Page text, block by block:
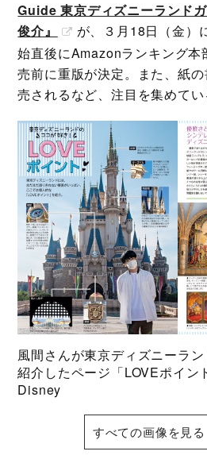
Guide 東京ディズニーランド
俊介』
が、３月18日（金）
始直後にAmazonランキング本
売前に重版が決定。また、紙
売されるなど、注目を集めてい
風間さんが東京ディズニーラ
紹介したページ「LOVEポイ
Disney
すべての画像を見る